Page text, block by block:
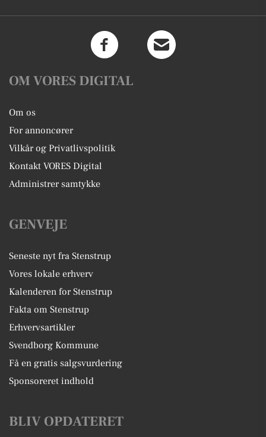
OM VORES DIGITAL
Om os
For annoncører
Vilkår og Privatlivspolitik
Kontakt VORES Digital
Administrer samtykke
GENVEJE
Seneste nyt fra Stenstrup
Vores lokale erhverv
Kalenderen for Stenstrup
Fakta om Stenstrup
Erhvervsartikler
Svendborg Kommune
Få en gratis salgsvurdering
Sponsoreret indhold
BLIV OPDATERET